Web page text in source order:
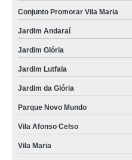
tratamento psicológico para
onde fazer tratamento ansiedade
tratamento para crise de ansiedade
tratamento de ansiedade marcar
onde agendar tratamento ansiedade
onde fazer tratamento alternativo
onde agendar tratamento da
tratamento psicológico para
Conjunto Promorar Vila Maria
Jardim Andaraí
Jardim Glória
Jardim Lutfala
Jardim da Glória
Parque Novo Mundo
Vila Afonso Celso
Vila Maria